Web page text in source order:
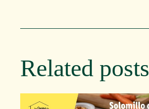
Related posts